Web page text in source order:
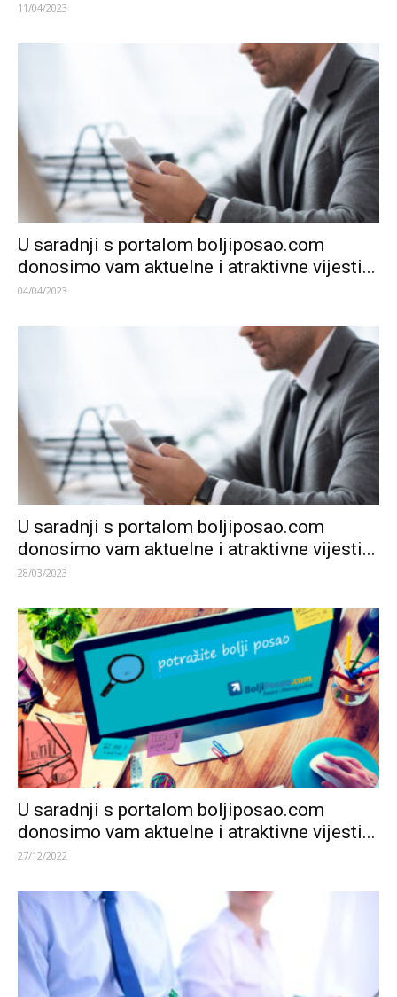
11/04/2023
U saradnji s portalom boljiposao.com
donosimo vam aktuelne i atraktivne vijesti...
04/04/2023
U saradnji s portalom boljiposao.com
donosimo vam aktuelne i atraktivne vijesti...
28/03/2023
U saradnji s portalom boljiposao.com
donosimo vam aktuelne i atraktivne vijesti...
27/12/2022